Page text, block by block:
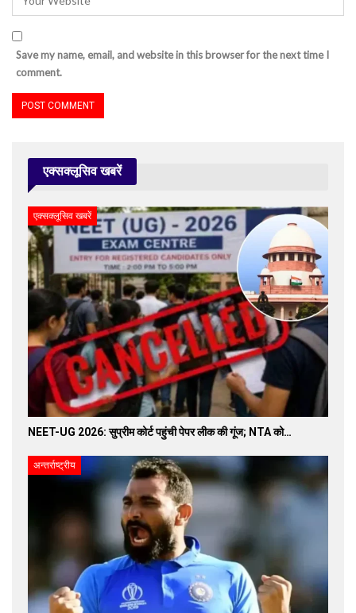
Save my name, email, and website in this browser for the next time I
comment.
एक्सक्लूसिव खबरें
एक्सक्लूसिव खबरें
NEET-UG 2026: सुप्रीम कोर्ट पहुंची पेपर लीक की गूंज; NTA को…
अन्तर्राष्ट्रीय